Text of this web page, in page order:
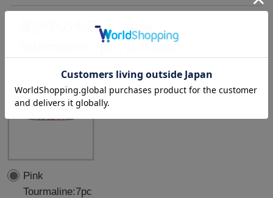
選択中の中石 ：
Pink
Tourmaline:7pc , D:0.18ct
Pink
Tourmaline:7pc